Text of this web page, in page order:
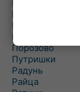
Подлабенье
Подольцы
Подороск
Поречье
Порозово
Путришки
Радунь
Райца